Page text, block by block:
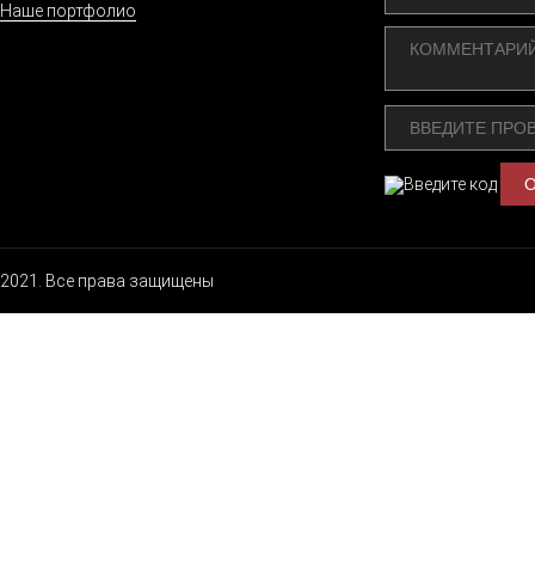
Наше портфолио
2021. Все права защищены